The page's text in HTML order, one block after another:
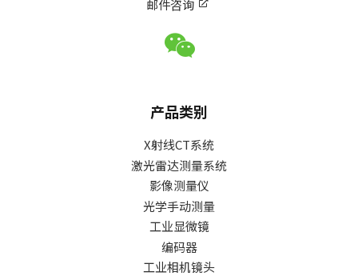
邮件咨询
产品类别
X射线CT系统
激光雷达测量系统
影像测量仪
光学手动测量
工业显微镜
编码器
工业相机镜头